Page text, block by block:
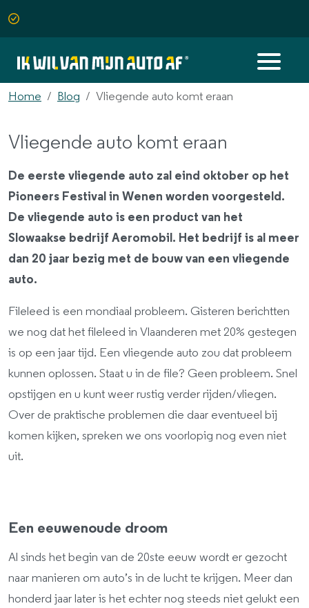
Home Blog Vliegende auto komt eraan
Vliegende auto komt eraan
De eerste vliegende auto zal eind oktober op het
Pioneers Festival in Wenen worden voorgesteld.
De vliegende auto is een product van het
Slowaakse bedrijf Aeromobil. Het bedrijf is al meer
dan 20 jaar bezig met de bouw van een vliegende
auto.
Fileleed is een mondiaal probleem. Gisteren berichtten
we nog dat het fileleed in Vlaanderen met 20% gestegen
is op een jaar tijd. Een vliegende auto zou dat probleem
kunnen oplossen. Staat u in de file? Geen probleem. Snel
opstijgen en u kunt weer rustig verder rijden/vliegen.
Over de praktische problemen die daar eventueel bij
komen kijken, spreken we ons voorlopig nog even niet
uit.
Een eeuwenoude droom
Al sinds het begin van de 20ste eeuw wordt er gezocht
naar manieren om auto’s in de lucht te krijgen. Meer dan
honderd jaar later is het echter nog steeds niet gelukt een